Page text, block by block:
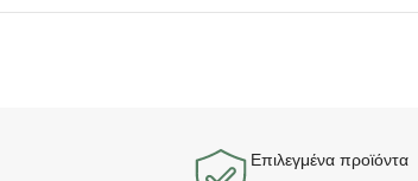
Επιλεγμένα προϊόντα​